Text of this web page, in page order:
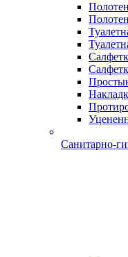
Санитарно-